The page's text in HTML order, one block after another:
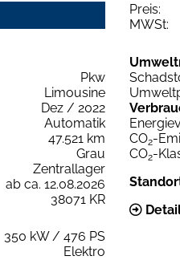
Preis:
MWSt:
Pkw
Limousine
Dez / 2022
Automatik
47.521 km
Grau
Zentrallager
ab ca. 12.08.2026
38071 KR
350 kW / 476 PS
Elektro
CO2-
CO2-